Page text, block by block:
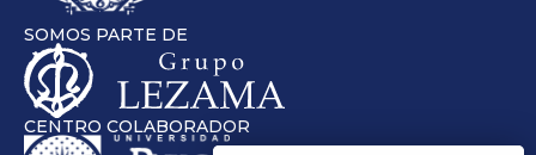
SOMOS PARTE DE
CENTRO COLABORADOR